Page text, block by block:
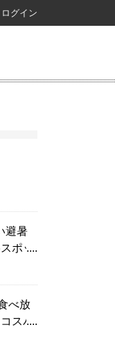
ログイン
避暑
ポッ
べ放
スパ